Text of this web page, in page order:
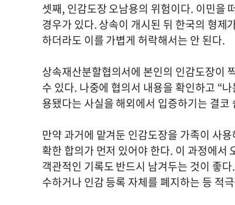
셋째, 인감도장 오남용의 위험이다. 이민을
경우가 있다. 상속이 개시된 뒤 한국의 형제
하더라도 이를 가볍게 허락해서는 안 된다.
상속재산분할협의서에 본인의 인감도장이
수 있다. 나중에 협의서 내용을 확인하고 “
용됐다는 사실을 해외에서 입증하기는 결코
만약 과거에 맡겨둔 인감도장을 가족이 사
확한 합의가 먼저 있어야 한다. 이 과정에서
객관적인 기록도 반드시 남겨두는 것이 좋
수하거나 인감 등록 자체를 폐지하는 등 적